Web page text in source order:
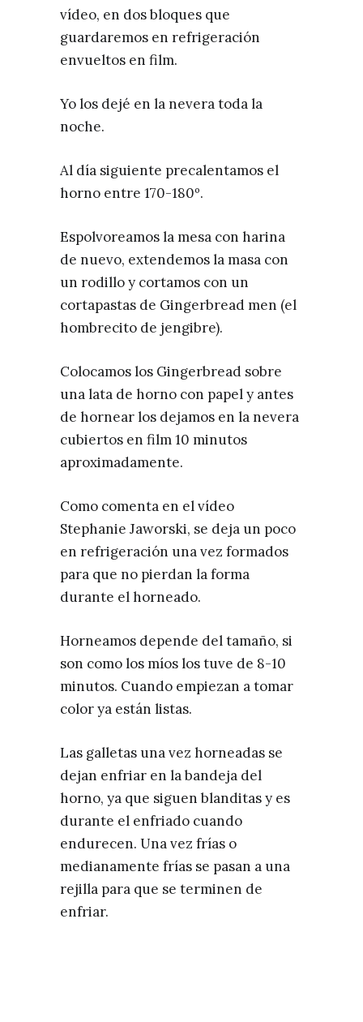
vídeo, en dos bloques que
guardaremos en refrigeración
envueltos en film.
Yo los dejé en la nevera toda la
noche.
Al día siguiente precalentamos el
horno entre 170-180º.
Espolvoreamos la mesa con harina
de nuevo, extendemos la masa con
un rodillo y cortamos con un
cortapastas de Gingerbread men (el
hombrecito de jengibre).
Colocamos los Gingerbread sobre
una lata de horno con papel y antes
de hornear los dejamos en la nevera
cubiertos en film 10 minutos
aproximadamente.
Como comenta en el vídeo
Stephanie Jaworski, se deja un poco
en refrigeración una vez formados
para que no pierdan la forma
durante el horneado.
Horneamos depende del tamaño, si
son como los míos los tuve de 8-10
minutos. Cuando empiezan a tomar
color ya están listas.
Las galletas una vez horneadas se
dejan enfriar en la bandeja del
horno, ya que siguen blanditas y es
durante el enfriado cuando
endurecen. Una vez frías o
medianamente frías se pasan a una
rejilla para que se terminen de
enfriar.